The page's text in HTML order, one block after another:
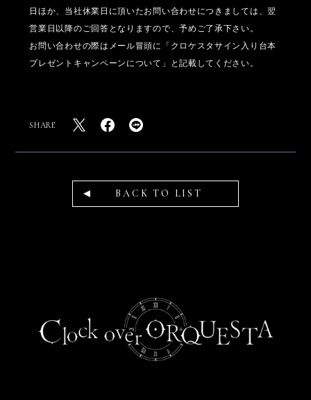
日ほか、当社休業日に頂いたお問い合わせにつきましては、翌
営業日以降のご回答となりますので、予めご了承下さい。
お問い合わせの際はメール冒頭に「クロケスタサイン入り台本
プレゼントキャンペーンについて」と記載してください。
SHARE
BACK TO LIST